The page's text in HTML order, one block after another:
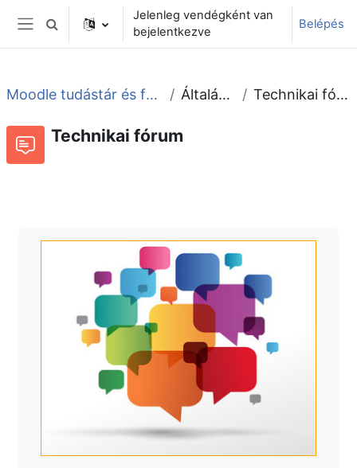
Tovább a fő tartalomhoz
Oldalpanel
Keresési bemeneti adatok váltása
Jelenleg vendégként van
bejelentkezve
Belépés
Moodle tudástár és fórum Általános Technikai fórum
Technikai fórum